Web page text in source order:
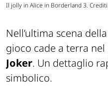
Il jolly in Alice in Borderland 3.
Nell’ultima scena
gioco cade a terra
Joker. Un dettaglio
simbolico.